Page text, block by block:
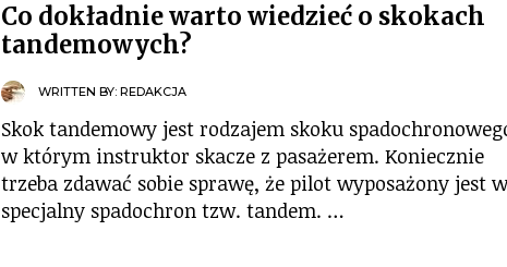
Co dokładnie warto wiedzieć o skokach
tandemowych?
WRITTEN BY: REDAKCJA
Skok tandemowy jest rodzajem skoku
w którym instruktor skacze z pasażerem. Koniecznie
trzeba zdawać sobie sprawę, że pilot wyposażony jest w
specjalny spadochron tzw. tandem. …